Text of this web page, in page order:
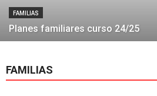
FAMILIAS
Planes familiares curso 24/25
FAMILIAS